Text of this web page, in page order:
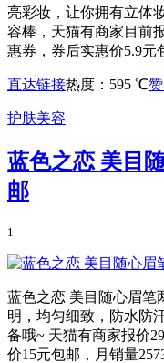
亮彩妆，让你拥有立体
容棒，天猫有商家目前
惠券，券后实惠价5.9元
直达链接热度：595 ℃
护肤美容
蓝色之恋 美目
邮
1
蓝色之恋 美目随心眉笔
明，均匀细致，防水防
备哦~ 天猫有商家报价
价15元包邮，月销量